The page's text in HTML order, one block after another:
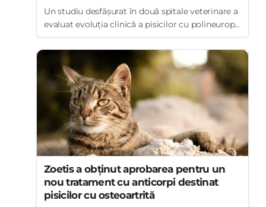
Un studiu desfășurat în două spitale veterinare a
evaluat evoluția clinică a pisicilor cu polineurop...
Zoetis a obținut aprobarea pentru un
nou tratament cu anticorpi destinat
pisicilor cu osteoartrită